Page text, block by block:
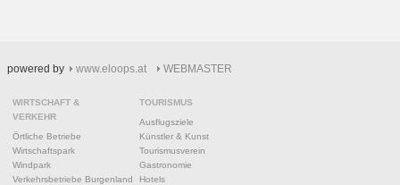
powered by www.eloops.at WEBMASTER
WIRTSCHAFT &
VERKEHR
Örtliche Betriebe
Wirtschaftspark
Windpark
Verkehrsbetriebe Burgenland
TOURISMUS
Ausflugsziele
Künstler & Kunst
Tourismusverein
Gastronomie
Hotels